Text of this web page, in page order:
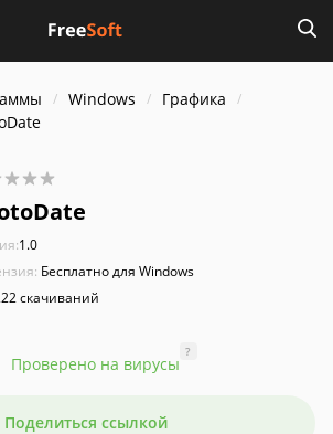
Windows
Графика
1.0
Бесплатно для Windows
скачиваний
Проверено на вирусы
?
Поделиться ссылкой